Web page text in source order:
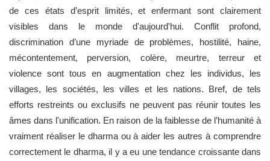
de ces états d’esprit limités, et enfermant sont clairement
visibles dans le monde d'aujourd'hui. Conflit profond,
discrimination d’une myriade de problèmes, hostilité, haine,
mécontentement, perversion, colère, meurtre, terreur et
violence sont tous en augmentation chez les individus, les
villages, les sociétés, les villes et les nations. Bref, de tels
efforts restreints ou exclusifs ne peuvent pas réunir toutes les
âmes dans l'unification. En raison de la faiblesse de l’humanité à
vraiment réaliser le dharma ou à aider les autres à comprendre
correctement le dharma, il y a eu une tendance croissante dans